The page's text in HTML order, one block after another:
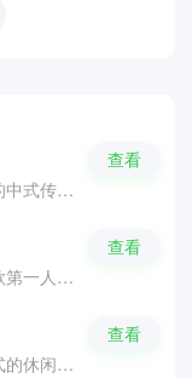
糖葫芦达人最新版是一款独创的中式传统美食模拟经营游戏，玩家会亲手完成串果熬糖裹糖风干全流程，然后自由的搭配山楂、草莓或葡萄等水果与多种糖衣配方，结合限时促销顾客满意度管理及店铺美陈设计提升收益与口碑。同时游戏更融入趣味吃播玩法，打造专属国潮糖葫芦品牌。
查看
查尔斯小火车游戏手机版是一款第一人称恐怖生存游戏，玩家驾驶一辆装备RPG和摇头娃娃装饰的黄色小火车，在神秘孤岛上探索未知区域、结识NPC、搜集资源并升级武器。同时查尔斯小火车游戏中你还要面对迅捷蜘蛛腿的恐怖火车怪物查尔斯展开的惊险追逐与反击，目标是揭开它的来历并将其彻底消灭。
查看
刮个爽游戏正式版是一款沉浸式的休闲模拟刮刮乐游戏，以高度还原现实刮奖体验为核心，玩家可自由选购多种面额与规则的刮刮卡，亲手刮开涂层赢取丰厚奖励。同时游戏还支持购买自动刮奖机器人实现离线收益，并能持续升级中奖概率、刮奖速度及天赋能力，让每一次刮奖都更爽更快更有成就感。
查看